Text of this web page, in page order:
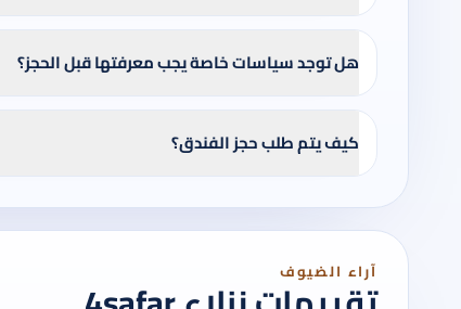
هل توجد سياسات خاصة يجب معرفتها قبل الحجز؟
كيف يتم طلب حجز الفندق؟
آراء الضيوف